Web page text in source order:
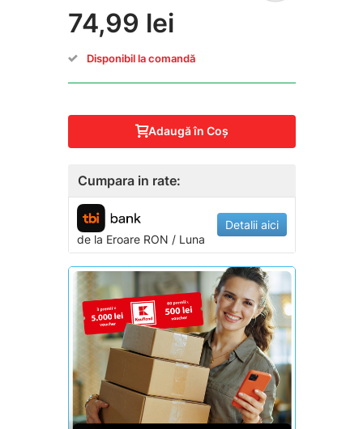
74,99 lei
Disponibil la comandă
Adaugă în Coş
Cumpara in rate:
de la EroareRON / Luna
Detalii aici